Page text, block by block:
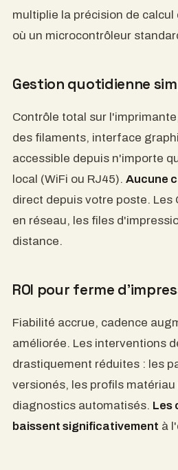
multiplie la précision de
où un microcontrôleur
Gestion quotidienne
Contrôle total sur
des filaments, interface
accessible depuis n'importe
local (WiFi ou RJ45). Aucune
direct depuis votre poste. Les
en réseau, les files
distance.
ROI pour ferme
Fiabilité accrue, cadence
améliorée. Les interventions
drastiquement réduites : les
versionés, les profils
diagnostics automatisés. Les
baissent significativement à